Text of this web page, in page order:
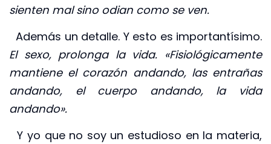
sienten mal sino odian como se ven.
Además un detalle. Y esto es importantísimo.
El sexo, prolonga la vida. «Fisiológicamente
mantiene el corazón andando, las entrañas
andando, el cuerpo andando, la vida
andando».
Y yo que no soy un estudioso en la materia,